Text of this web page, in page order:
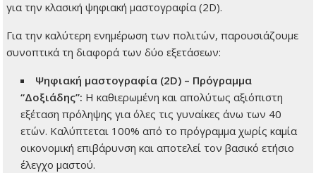
για την κλασική ψηφιακή μαστογραφία (2D).
Για την καλύτερη ενημέρωση των πολιτών, παρουσιάζουμε
συνοπτικά τη διαφορά των δύο εξετάσεων:
Ψηφιακή μαστογραφία (2D) – Πρόγραμμα
“Δοξιάδης”: Η καθιερωμένη και απολύτως αξιόπιστη
εξέταση πρόληψης για όλες τις γυναίκες άνω των 40
ετών. Καλύπτεται 100% από το πρόγραμμα χωρίς καμία
οικονομική επιβάρυνση και αποτελεί τον βασικό ετήσιο
έλεγχο μαστού.